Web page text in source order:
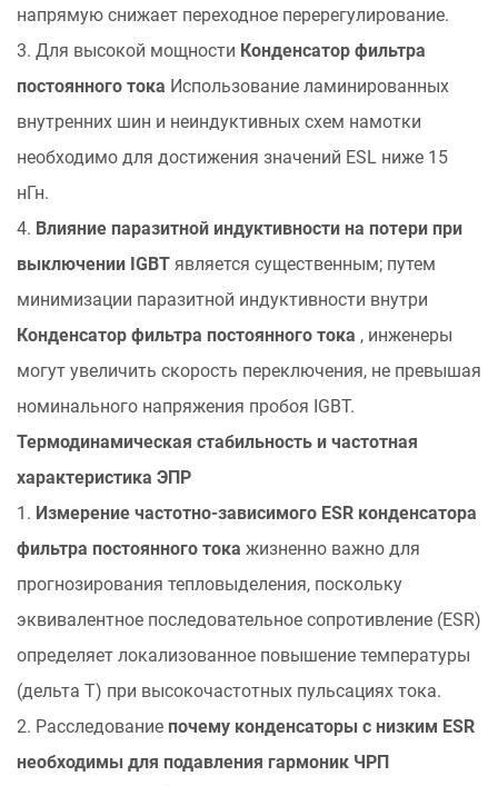
характеристика
ЭПР
самовосстановление
и
стандарты
долгосрочной
надежности
Защита
окружающей
среды
и
инкапсуляция
Хардкорные
часто
задаваемые
вопросы
6
напрямую снижает переходное перерегулирование.
3. Для высокой мощности Конденсатор фильтра
постоянного тока Использование ламинированных
внутренних шин и неиндуктивных схем намотки
необходимо для достижения значений ESL ниже 15
нГн.
4. Влияние паразитной индуктивности на потери при
выключении IGBT является существенным; путем
минимизации паразитной индуктивности внутри
Конденсатор фильтра постоянного тока , инженеры
могут увеличить скорость переключения, не превышая
номинального напряжения пробоя IGBT.
Термодинамическая стабильность и частотная
характеристика ЭПР
1. Измерение частотно-зависимого ESR конденсатора
фильтра постоянного тока жизненно важно для
прогнозирования тепловыделения, поскольку
эквивалентное последовательное сопротивление (ESR)
определяет локализованное повышение температуры
(дельта T) при высокочастотных пульсациях тока.
2. Расследование почему конденсаторы с низким ESR
необходимы для подавления гармоник ЧРП